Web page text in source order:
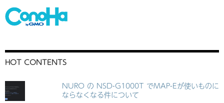
HOT CONTENTS
NURO の NSD-G1000T でMAP-Eが使いものに
ならなくなる件について